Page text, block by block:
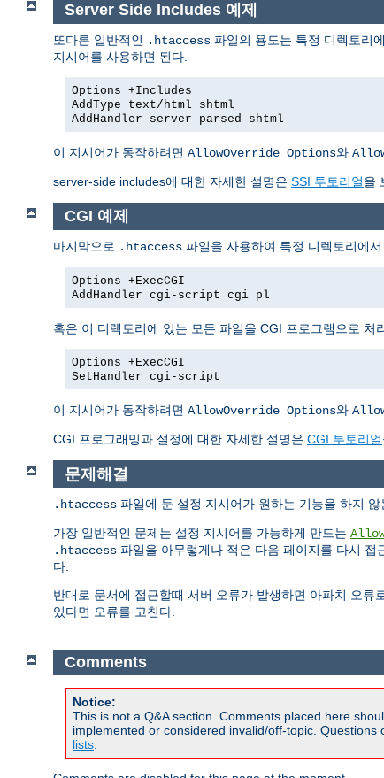
Server Side Includes 예제
또다른 일반적인 .htaccess 파일의 용도는 특정 디렉토리
지시어를 사용하면 된다.
Options +Includes
AddType text/html shtml
AddHandler server-parsed shtml
이 지시어가 동작하려면 AllowOverride Options와
server-side includes에 대한 자세한 설명은 SSI 투토리얼을
CGI 예제
마지막으로 .htaccess 파일을 사용하여 특정 디렉토리에
Options +ExecCGI
AddHandler cgi-script cgi pl
혹은 이 디렉토리에 있는 모든 파일을 CGI 프로그램으로 처
Options +ExecCGI
SetHandler cgi-script
이 지시어가 동작하려면 AllowOverride Options와
CGI 프로그래밍과 설정에 대한 자세한 설명은 CGI 투토리얼
문제해결
.htaccess 파일에 둔 설정 지시어가 원하는 기능을 하지
가장 일반적인 문제는 설정 지시어를 가능하게 만드는
.htaccess 파일을 아무렇게나 적은 다음 페이지를 다시
다.
반대로 문서에 접근할때 서버 오류가 발생하면 아파치 오류
있다면 오류를 고친다.
Comments
Notice:
This is not a Q&A section. Comments placed here
implemented or considered invalid/off-topic.
lists